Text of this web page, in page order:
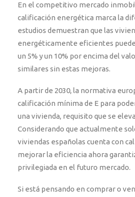
En el competitivo mercado
calificación energética marca la
estudios demuestran que las
energéticamente eficientes
un 5% y un 10% por encima del
similares sin estas mejoras.
A partir de 2030, la normativa
calificación mínima de E para
una vivienda, requisito que se
Considerando que actualmente
viviendas españolas cuenta con
mejorar la eficiencia ahora
privilegiada en el futuro mercado.
Si está pensando en comprar o